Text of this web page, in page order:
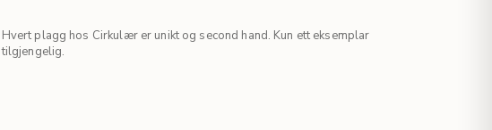
Hvert plagg hos Cirkulær er unikt og second hand. Kun ett eksemplar
tilgjengelig.